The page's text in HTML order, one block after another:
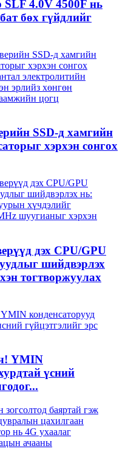
SLF 4.0V 4500F нь
бөх гүйдлийг
SSD-д хамгийн
хэрхэн сонгох
дэх CPU/GPU
шийдвэрлэх
тогтворжуулах
YMIN
үсний